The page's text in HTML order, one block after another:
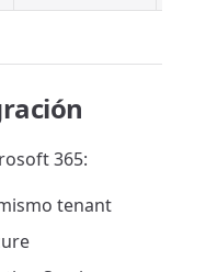
365:
tenant